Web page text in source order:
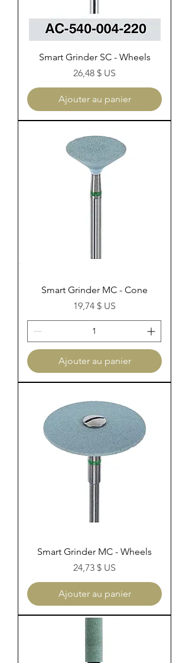
Smart Grinder SC - Wheels
Prix
26,48 $ US
Ajouter au panier
Smart Grinder MC - Cone
Prix
19,74 $ US
Ajouter au panier
Smart Grinder MC - Wheels
Prix
24,73 $ US
Ajouter au panier